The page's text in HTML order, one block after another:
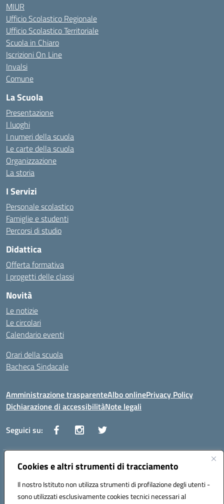
Cookies e altri strumenti di tracciamento
Il nostro Istituto non utilizza strumenti di profilazione degli utenti -
sono utilizzati esclusivamente cookies tecnici necessari al
MIUR
Ufficio Scolastico Regionale
Ufficio Scolastico Territoriale
Scuola in Chiaro
Iscrizioni On Line
Invalsi
Comune
La Scuola
Presentazione
I luoghi
I numeri della scuola
Le carte della scuola
Organizzazione
La storia
I Servizi
Personale scolastico
Famiglie e studenti
Percorsi di studio
Didattica
Offerta formativa
I progetti delle classi
Novità
Le notizie
Le circolari
Calendario eventi
Orari della scuola
Bacheca Sindacale
Amministrazione trasparenteAlbo onlinePrivacy Policy
Dichiarazione di accessibilitàNote legali
Seguici su:
Indirizzo:Via Vaccari n.5 e Via Falcone n.20 - 91025 Marsala
Posta elettronica certificata (PEC):tppm03000q@pec.istruzione.it